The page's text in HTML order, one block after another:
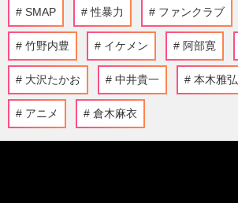
SMAP 性暴力 ファンクラブ
竹野内豊 イケメン 阿部寛
大沢たかお 中井貴一 本木雅弘
アニメ 倉木麻衣